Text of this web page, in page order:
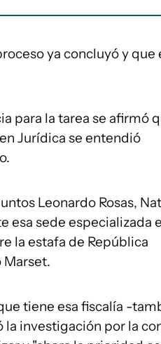
ya concluyó y que
para la tarea se afirmó
Jurídica se entendió
Leonardo Rosas,
esa sede especializada
la estafa de República
Marset.
tiene esa fiscalía -
la investigación por la